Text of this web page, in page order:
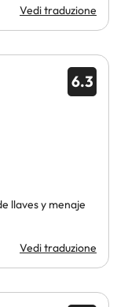
Vedi traduzione
6.3
llaves y menaje
Vedi traduzione